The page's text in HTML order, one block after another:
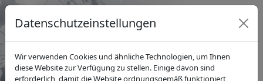
Datenschutzeinstellungen
Wir verwenden Cookies und ähnliche Technologien, um Ihnen
diese Website zur Verfügung zu stellen. Einige davon sind
erforderlich, damit die Website ordnungsgemäß funktioniert,